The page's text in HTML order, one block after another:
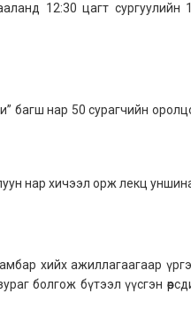
12:30 цагт сургуулийн
багш нар 50 сурагчийн
нар хичээл орж лекц
хийх ажиллагаагаар
болгож бүтээл үүсгэн